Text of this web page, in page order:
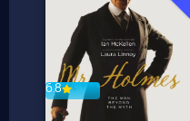
6.8